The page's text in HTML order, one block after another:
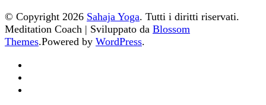
© Copyright 2026 Sahaja Yoga. Tutti i diritti riservati.
Meditation Coach | Sviluppato da Blossom
Themes.Powered by WordPress.